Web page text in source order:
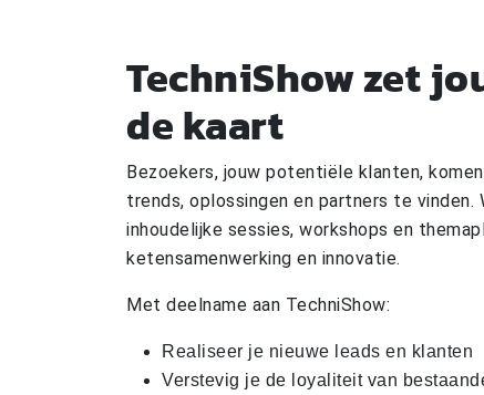
TechniShow zet
de kaart
Bezoekers, jouw potentiële klanten,
trends, oplossingen en partners te vinden.
inhoudelijke sessies, workshops en
ketensamenwerking en innovatie.
Met deelname aan TechniShow:
Realiseer je nieuwe leads en klanten
Verstevig je de loyaliteit van